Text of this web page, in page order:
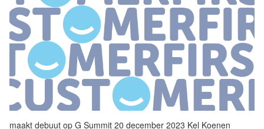
maakt debuut op G Summit 20 december 2023 Kel Koenen